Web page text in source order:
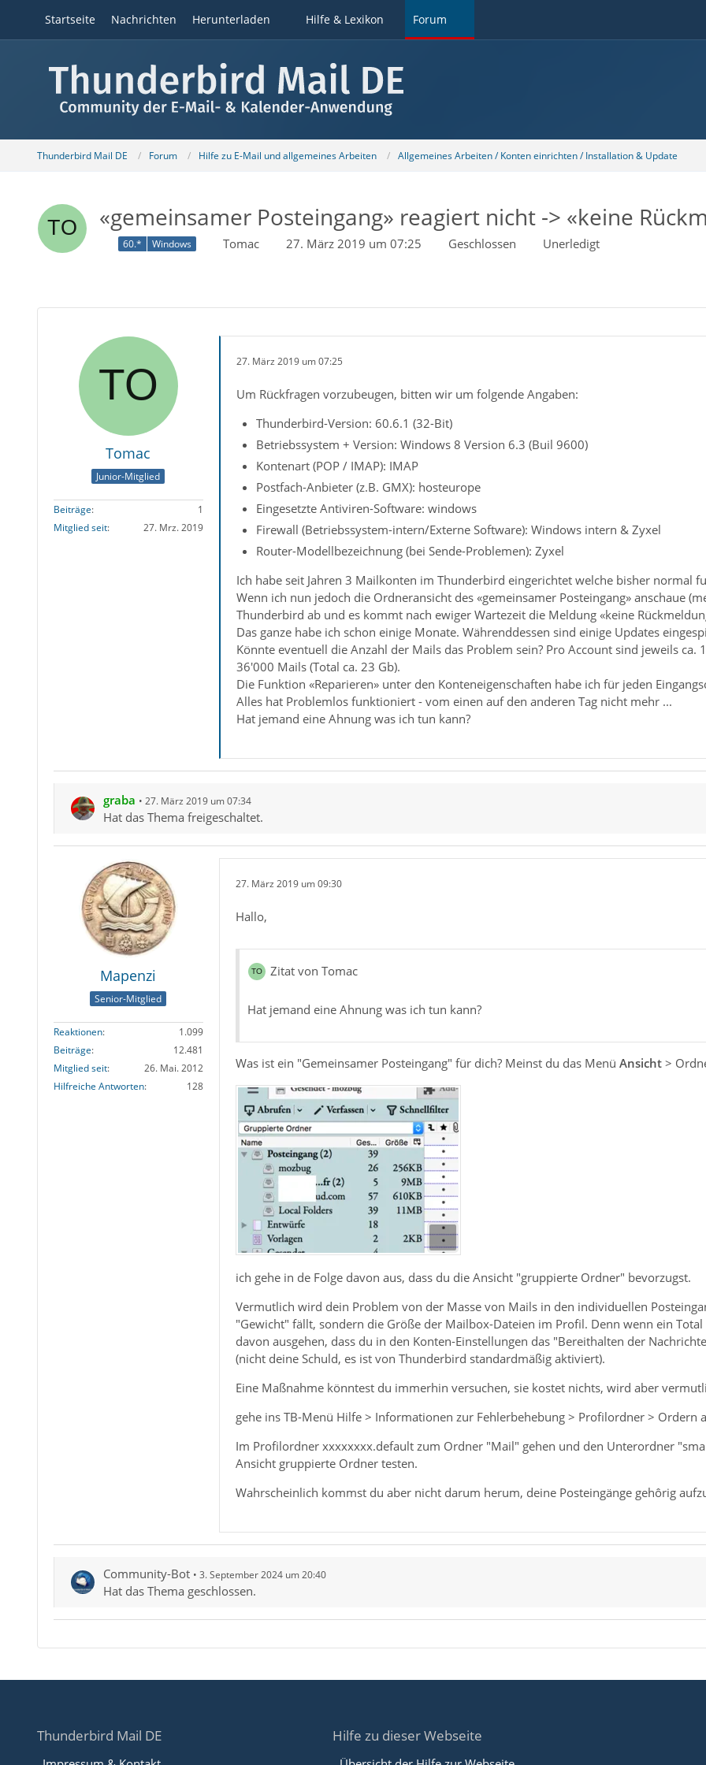
Startseite Nachrichten Herunterladen Hilfe & Lexikon Forum
Thunderbird Mail DE Forum Hilfe zu E-Mail und allgemeines Arbeiten Allgemeines Arbeiten / Konten einrichten / Installation & Update
«gemeinsamer Posteingang» reagiert nicht -> «keine
60.* Windows Tomac 27. März 2019 um 07:25 Geschlossen Unerledigt
Tomac
Junior-Mitglied
Beiträge
1
Mitglied seit
27. Mrz. 2019
27. März 2019 um 07:25
Um Rückfragen vorzubeugen, bitten wir um folgende Angaben:
Thunderbird-Version: 60.6.1 (32-Bit)
Betriebssystem + Version: Windows 8 Version 6.3 (Buil 9600)
Kontenart (POP / IMAP): IMAP
Postfach-Anbieter (z.B. GMX): hosteurope
Eingesetzte Antiviren-Software: windows
Firewall (Betriebssystem-intern/Externe Software): Windows intern & Zyxel
Router-Modellbezeichnung (bei Sende-Problemen): Zyxel
Ich habe seit Jahren 3 Mailkonten im Thunderbird eingerichtet welche bisher normal
Wenn ich nun jedoch die Ordneransicht des «gemeinsamer Posteingang» anschaue
Thunderbird ab und es kommt nach ewiger Wartezeit die Meldung «keine
Das ganze habe ich schon einige Monate. Währenddessen sind einige Updates
Könnte eventuell die Anzahl der Mails das Problem sein? Pro Account sind jeweils
36'000 Mails (Total ca. 23 Gb).
Die Funktion «Reparieren» unter den Konteneigenschaften habe ich für jeden
Alles hat Problemlos funktioniert - vom einen auf den anderen Tag nicht mehr ...
Hat jemand eine Ahnung was ich tun kann?
graba 27. März 2019 um 07:34
Hat das Thema freigeschaltet.
Mapenzi
Senior-Mitglied
Reaktionen
1.099
Beiträge
12.481
Mitglied seit
26. Mai. 2012
Hilfreiche Antworten
128
27. März 2019 um 09:30
Hallo,
Zitat von Tomac
Hat jemand eine Ahnung was ich tun kann?
Was ist ein "Gemeinsamer Posteingang" für dich? Meinst du das Menü Ansicht>
ich gehe in de Folge davon aus, dass du die Ansicht "gruppierte Ordner" bevorzugst.
Vermutlich wird dein Problem von der Masse von Mails in den individuellen
"Gewicht" fällt, sondern die Größe der Mailbox-Dateien im Profil. Denn wenn ein
davon ausgehen, dass du in den Konten-Einstellungen das "Bereithalten der
(nicht deine Schuld, es ist von Thunderbird standardmäßig aktiviert).
Eine Maßnahme könntest du immerhin versuchen, sie kostet nichts, wird aber
gehe ins TB-Menü Hilfe > Informationen zur Fehlerbehebung > Profilordner > Ordern
Im Profilordner xxxxxxxx.default zum Ordner "Mail" gehen und den Unterordner
Ansicht gruppierte Ordner testen.
Wahrscheinlich kommst du aber nicht darum herum, deine Posteingänge gehôrig
Community-Bot 3. September 2024 um 20:40
Hat das Thema geschlossen.
Thunderbird Mail DE Hilfe zu dieser Webseite